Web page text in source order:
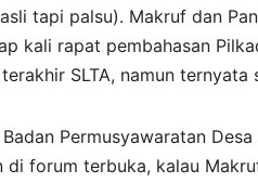
tapi palsu). Makruf dan
kali rapat pembahasan
SLTA, namun
Permusyawaratan
di forum terbuka, kalau